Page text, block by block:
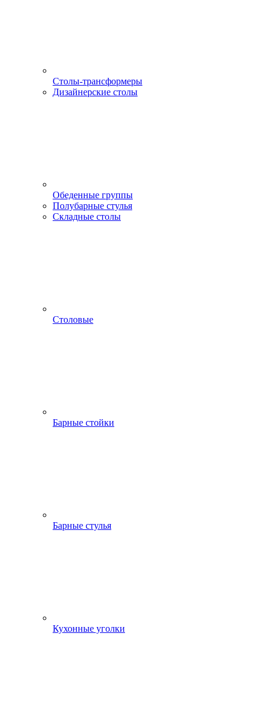
Столы-трансформеры
Дизайнерские столы
Обеденные группы
Полубарные стулья
Складные столы
Столовые
Барные стойки
Барные стулья
Кухонные уголки